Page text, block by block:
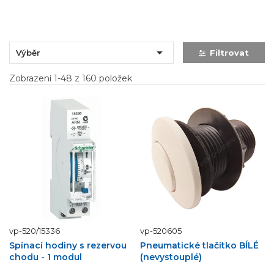
Výběr  Filtrovat
Zobrazení 1-48 z 160 položek
vp-520/15336
Spínací hodiny s rezervou
chodu - 1 modul
vp-520605
Pneumatické tlačítko BÍLÉ
(nevystouplé)